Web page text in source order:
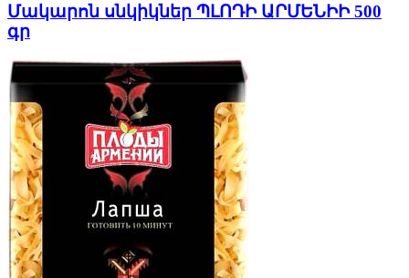
Մակարոն սնկիկներ ՊԼՈԴԻ ԱՐՄԵՆԻԻ 500
գր